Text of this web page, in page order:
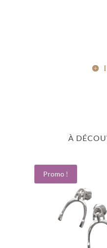
À
Promo !